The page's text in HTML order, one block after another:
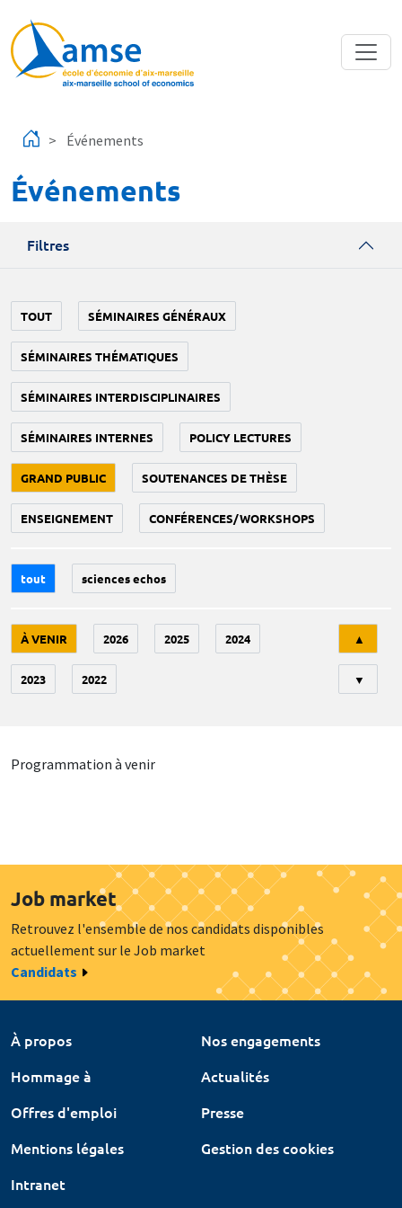
Événements
Événements
Filtres
TOUT SÉMINAIRES GÉNÉRAUX
SÉMINAIRES THÉMATIQUES
SÉMINAIRES INTERDISCIPLINAIRES
SÉMINAIRES INTERNES POLICY LECTURES
GRAND PUBLIC SOUTENANCES DE THÈSE
ENSEIGNEMENT CONFÉRENCES/WORKSHOPS
tout sciences echos
À VENIR 2026 2025 2024
2023 2022
▲
▼
Programmation à venir
Job market
Retrouvez l'ensemble de nos candidats disponibles
actuellement sur le Job market
Candidats
À propos
Nos engagements
Hommage à
Actualités
Offres d'emploi
Presse
Mentions légales
Gestion des cookies
Intranet